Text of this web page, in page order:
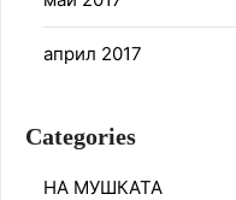
април 2017
Categories
НА МУШКАТА